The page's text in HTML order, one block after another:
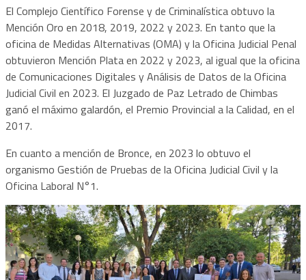
El Complejo Científico Forense y de Criminalística obtuvo la
Mención Oro en 2018, 2019, 2022 y 2023. En tanto que la
oficina de Medidas Alternativas (OMA) y la Oficina Judicial Penal
obtuvieron Mención Plata en 2022 y 2023, al igual que la oficina
de Comunicaciones Digitales y Análisis de Datos de la Oficina
Judicial Civil en 2023. El Juzgado de Paz Letrado de Chimbas
ganó el máximo galardón, el Premio Provincial a la Calidad, en el
2017.
En cuanto a mención de Bronce, en 2023 lo obtuvo el
organismo Gestión de Pruebas de la Oficina Judicial Civil y la
Oficina Laboral N°1.